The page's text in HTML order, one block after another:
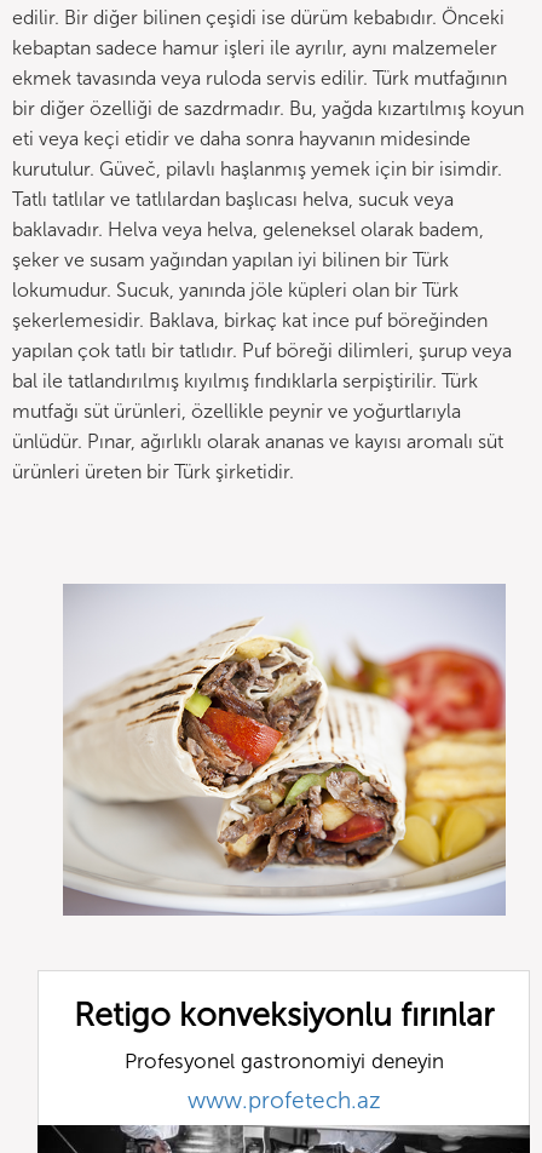
edilir. Bir diğer bilinen çeşidi ise dürüm kebabıdır. Önceki
kebaptan sadece hamur işleri ile ayrılır, aynı malzemeler
ekmek tavasında veya ruloda servis edilir. Türk mutfağının
bir diğer özelliği de sazdrmadır. Bu, yağda kızartılmış koyun
eti veya keçi etidir ve daha sonra hayvanın midesinde
kurutulur. Güveč, pilavlı haşlanmış yemek için bir isimdir.
Tatlı tatlılar ve tatlılardan başlıcası helva, sucuk veya
baklavadır. Helva veya helva, geleneksel olarak badem,
şeker ve susam yağından yapılan iyi bilinen bir Türk
lokumudur. Sucuk, yanında jöle küpleri olan bir Türk
şekerlemesidir. Baklava, birkaç kat ince puf böreğinden
yapılan çok tatlı bir tatlıdır. Puf böreği dilimleri, şurup veya
bal ile tatlandırılmış kıyılmış fındıklarla serpiştirilir. Türk
mutfağı süt ürünleri, özellikle peynir ve yoğurtlarıyla
ünlüdür. Pınar, ağırlıklı olarak ananas ve kayısı aromalı süt
ürünleri üreten bir Türk şirketidir.
Retigo konveksiyonlu fırınlar
Profesyonel gastronomiyi deneyin
www.profetech.az